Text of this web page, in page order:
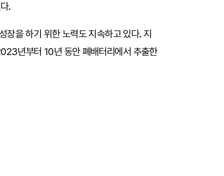
.
을 하기 위한 노력도 지속하고 있다. 지
년부터 10년 동안 폐배터리에서 추출한